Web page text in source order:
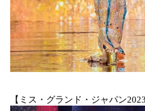
【ミス・グランド・ジャパン